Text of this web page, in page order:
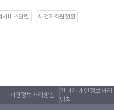
서비스관련 사업자회원전환
개인정보처리방침
판매자 개인정보처리
방침